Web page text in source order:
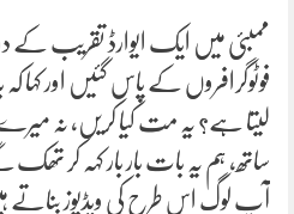
ممبئی میں ایک ایوارڈ تقریب کے
فوٹوگرافروں کے پاس گئیں اور
لیتا ہے؟ یہ مت کیا کریں، نہ
ساتھ، ہم یہ بات بار بار کہہ کر
آپ لوگ اس طرح کی ویڈیوز بناتے